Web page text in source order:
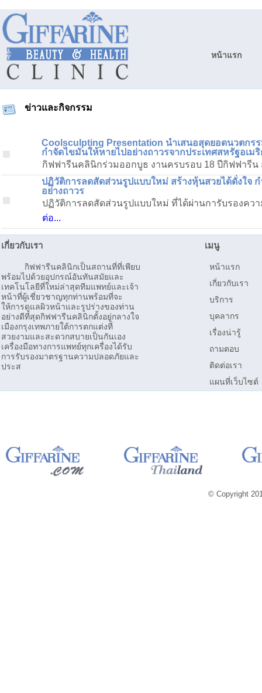
หน้าแรก
ข่าวและกิจกรรม
Coolsculpting Presentation นำเสนอสุดยอดนวตกร
กำจัดไขมันให้หายไปอย่างถาวรจากประเทศสหรัฐอเม
กิฟฟารีนคลินิกร่วมออกบูธ งานครบรอบ 18 ปีกิฟฟารี
ปฏิวัติการลดสัดส่วนรูปแบบใหม่ สร้างหุ้นสวยได้ดั่งใจ
อย่างถาวร
ปฏิวัติการลดสัดส่วนรูปแบบใหม่ ที่ได้ผ่านการับรองคว
ต่อ...
เกี่ยวกับเรา
กิฟฟารีนคลินิกเป็นสถานที่ที่เพียบ
พร้อมไปด้วยอุปกรณ์อันทันสมัยและ
เทคโนโลยีที่ใหม่ล่าสุดทีมแพทย์และเจ้า
หน้าที่ผู้เชี่ยวชาญทุกท่านพร้อมที่จะ
ให้การดูแลผิวหน้าและรูปร่างของท่าน
อย่างดีที่สุดกิฟฟารีนคลินิกตั้งอยู่กลางใจ
เมืองกรุงเทพภายใต้การตกแต่งที่
สวยงามและสะดวกสบายเป็นกันเอง
เครื่องมือทางการแพทย์ทุกเครื่องได้รับ
การรับรองมาตรฐานความปลอดภัยและ
ประส
เมนู
หน้าแรก
เกี่ยวกับเรา
บริการ
บุคลากร
เรื่องน่ารู้
ถามตอบ
ติดต่อเรา
แผนที่เว็บไซต์
© Copyright